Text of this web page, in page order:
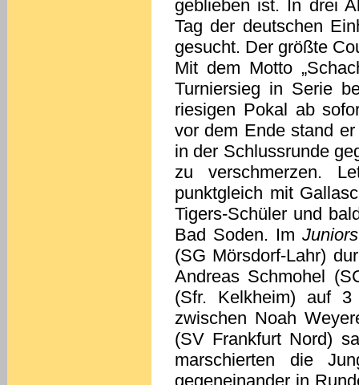
geblieben ist. In drei
Tag der deutschen
gesucht. Der größte
Mit dem Motto
Turniersieg in Serie
riesigen Pokal ab
vor dem Ende stand
in der Schlussrunde
zu verschmerzen.
punktgleich mit
Tigers-Schüler und
Bad Soden. Im
(SG Mörsdorf-Lahr)
Andreas Schmohel
(Sfr. Kelkheim) auf 3
zwischen Noah
(SV Frankfurt Nord)
marschierten die
gegeneinander in